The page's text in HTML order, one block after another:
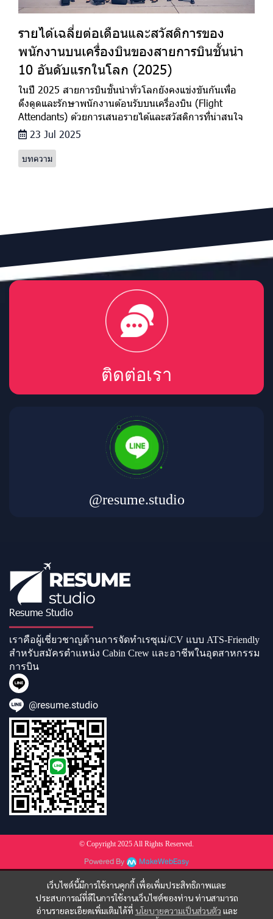
รายได้เฉลี่ยต่อเดือนและสวัสดิการของ
พนักงานบนเครื่องบินของสายการบินชั้นนำ
10 อันดับแรกในโลก (2025)
ในปี 2025 สายการบินชั้นนำทั่วโลกยังคงแข่งขันกันเพื่อ
ดึงดูดและรักษาพนักงานต้อนรับบนเครื่องบิน (Flight
Attendants) ด้วยการเสนอรายได้และสวัสดิการที่น่าสนใจ
23 Jul 2025
บทความ
ติดต่อเรา
@resume.studio
เว็บไซต์นี้มีการใช้งานคุกกี้ เพื่อเพิ่มประสิทธิภาพและ
ประสบการณ์ที่ดีในการใช้งานเว็บไซต์ของท่าน ท่านสามารถ
อ่านรายละเอียดเพิ่มเติมได้ที่ นโยบายความเป็นส่วนตัว และ
Resume Studio
เราคือผู้เชี่ยวชาญด้านการจัดทำเรซุเม่/CV แบบ ATS-Friendly
สำหรับสมัครตำแหน่ง Cabin Crew และอาชีพในอุตสาหกรรม
การบิน
@resume.studio
© Copyright 2025 All Rights Reserved.
Powered By MakeWebEasy